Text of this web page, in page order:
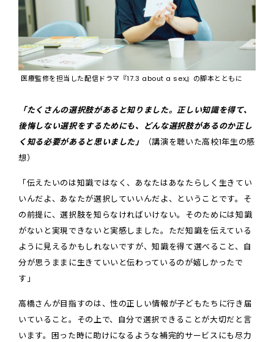
医療監修を担当した配信ドラマ『17.3 about a sex』の脚本とともに
「たくさんの選択肢があると知りました。正しい知識を得て、
後悔しない選択をするためにも、どんな選択肢があるのか正し
く知る必要があると思いました」
（講演を聴いた高校1年生の感
想）
「伝えたいのは知識ではなく、あなたはあなたらしく生きてい
いんだよ、あなたが選択していいんだよ、ということです。そ
の前提に、選択肢を知らなければいけない。そのためには知識
がないと実現できないと実感しました。ただ知識を伝えている
ように見えるかもしれないですが、知識を得て選べること、自
分が思うままに生きていいと伝わっているのが嬉しかったで
す」
高橋さんが目指すのは、性の正しい情報が子どもたちに行き届
いていること。その上で、自分で選択できることが大切だと言
います。困った時に助けになるような補完的サービスにも尽力